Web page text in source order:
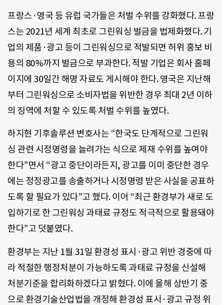
프랑스·영국 등 유럽 국가들은 처벌 수위를 강화했다. 프랑
스는 2021년 세계 최초로 그린워싱 벌금을 법제화했다. 기
업의 제품·광고 등이 그린워싱으로 적발되면 허위 홍보 비
용의 80%까지 벌금으로 부과한다. 적발 기업은 회사 홈페
이지에 30일간 해명 자료도 게시해야 한다. 영국은 지난해
부터 그린워싱으로 소비자법을 위반한 경우 최대 2년 이하
의 징역에 처할 수 있도록 처벌 수위를 높였다.
하지현 기후솔루션 변호사는 “한국도 단계적으로 그린워
싱 관련 시정명령을 늘려가는 식으로 제재 수위를 높여야
한다”면서 “광고 중단이라든지, 광고를 이미 중단한 경우
에는 정정광고를 송출하거나 시정명령 받은 사실을 공표하
도록 할 필요가 있다”고 했다. 이어 “최근 환경부가 새로 도
입하기로 한 그린워싱 과태료 규정도 적극적으로 활용돼야
한다”고 덧붙였다.
환경부는 지난 1월 31일 환경성 표시·광고 위반 경중에 따
라 적절한 행정처분이 가능하도록 과태료 규정을 신설해
처분기준을 합리화하겠다고 밝혔다. 이에 올해 상반기 중
으로 환경기술산업법을 개정해 환경성 표시·광고 규정 위